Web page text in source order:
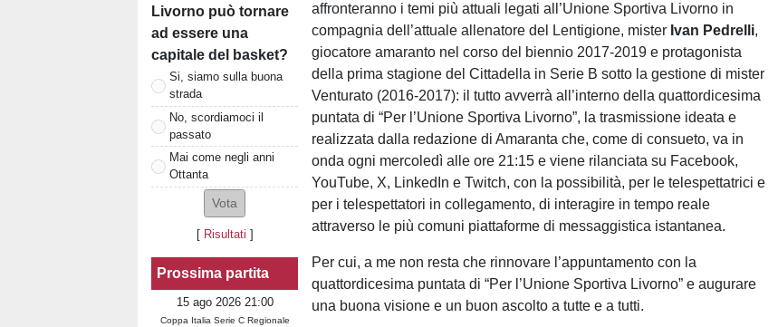
Livorno può tornare
ad essere una
capitale del basket?
Si, siamo sulla buona
strada
No, scordiamoci il
passato
Mai come negli anni
Ottanta
[ Risultati ]
Prossima partita
15 ago 2026 21:00
Coppa Italia Serie C Regionale
affronteranno i temi più attuali legati all’Unione Sportiva Livorno in
compagnia dell’attuale allenatore del Lentigione, mister Ivan Pedrelli,
giocatore amaranto nel corso del biennio 2017-2019 e protagonista
della prima stagione del Cittadella in Serie B sotto la gestione di mister
Venturato (2016-2017): il tutto avverrà all’interno della quattordicesima
puntata di “Per l’Unione Sportiva Livorno”, la trasmissione ideata e
realizzata dalla redazione di Amaranta che, come di consueto, va in
onda ogni mercoledì alle ore 21:15 e viene rilanciata su Facebook,
YouTube, X, LinkedIn e Twitch, con la possibilità, per le telespettatrici e
per i telespettatori in collegamento, di interagire in tempo reale
attraverso le più comuni piattaforme di messaggistica istantanea.
Per cui, a me non resta che rinnovare l’appuntamento con la
quattordicesima puntata di “Per l’Unione Sportiva Livorno” e augurare
una buona visione e un buon ascolto a tutte e a tutti.